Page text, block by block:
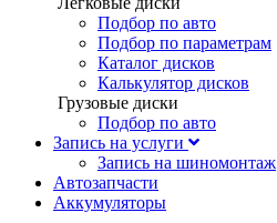
Подбор по авто
Подбор по параметрам
Каталог дисков
Калькулятор дисков
Грузовые диски
Подбор по авто
Запись на услуги
Запись на шиномонтаж
Автозапчасти
Аккумуляторы